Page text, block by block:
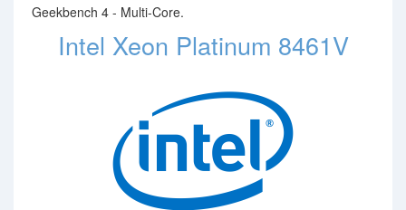
Geekbench 4 - Multi-Core.
Intel Xeon Platinum 8461V